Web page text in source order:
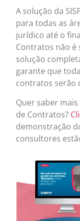
A solução da
para todas as
jurídico até o
Contratos não é
solução
garante que
contratos serão
Quer saber
de Contratos?
demonstração
consultores